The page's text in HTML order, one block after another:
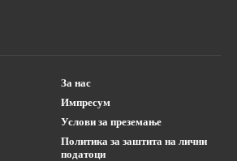
За нас
Импресум
Услови за преземање
Политика за заштита на лични
податоци